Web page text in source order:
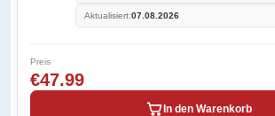
Aktualisiert:07.08.2026
Preis
€47.99
In den Warenkorb